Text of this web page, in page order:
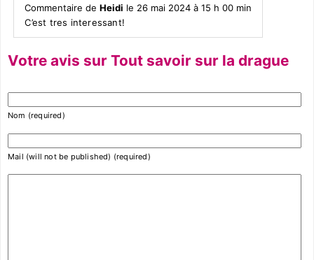
Commentaire deHeidi le 26 mai 2024 à 15 h 00 min
C’est tres interessant!
Votre avis sur Tout savoir sur la drague
Nom (required)
Mail (will not be published) (required)